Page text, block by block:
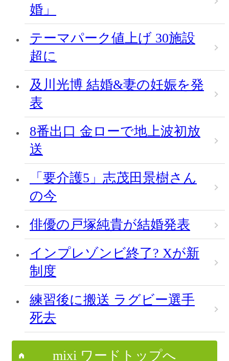
婚」
テーマパーク値上げ 30施設
超に
及川光博 結婚&妻の妊娠を発
表
8番出口 金ローで地上波初放
送
「要介護5」志茂田景樹さん
の今
俳優の戸塚純貴が結婚発表
インプレゾンビ終了? Xが新
制度
練習後に搬送 ラグビー選手
死去
mixi ワードトップへ